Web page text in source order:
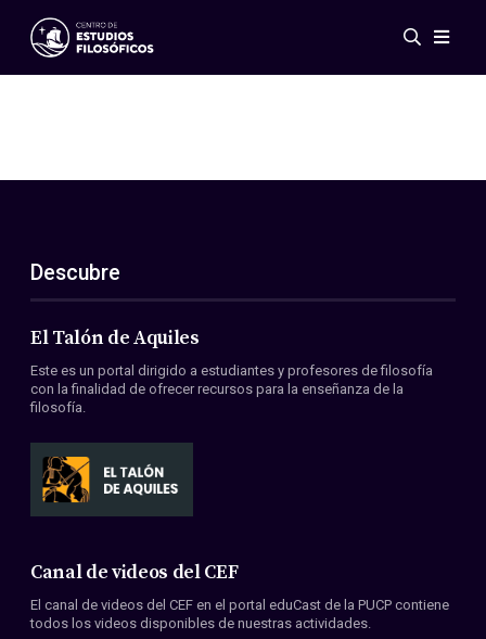
Eventos
ES
EN
Acerca de nosotros
Miembros
Convenios
Descubre
El Talón de Aquiles
Este es un portal dirigido a estudiantes y profesores de filosofía
con la finalidad de ofrecer recursos para la enseñanza de la
filosofía.
Canal de videos del CEF
El canal de videos del CEF en el portal eduCast de la PUCP contiene
todos los videos disponibles de nuestras actividades.